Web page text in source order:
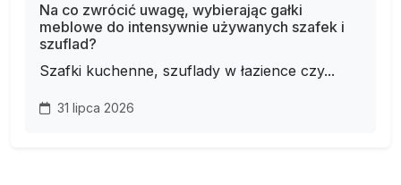
Na co zwrócić uwagę, wybierając gałki
meblowe do intensywnie używanych szafek i
szuflad?
Szafki kuchenne, szuflady w łazience czy...
31 lipca 2026